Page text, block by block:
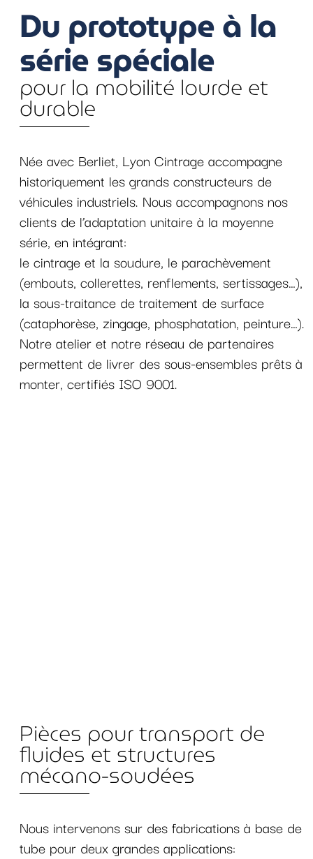
Du prototype à la
série spéciale
pour la mobilité lourde et
durable
Née avec Berliet, Lyon Cintrage accompagne
historiquement les grands constructeurs de
véhicules industriels. Nous accompagnons nos
clients de l’adaptation unitaire à la moyenne
série, en intégrant:
le cintrage et la soudure, le parachèvement
(embouts, collerettes, renflements, sertissages…),
la sous-traitance de traitement de surface
(cataphorèse, zingage, phosphatation, peinture…).
Notre atelier et notre réseau de partenaires
permettent de livrer des sous-ensembles prêts à
monter, certifiés ISO 9001.
Pièces pour transport de
fluides et structures
mécano-soudées
Nous intervenons sur des fabrications à base de
tube pour deux grandes applications: